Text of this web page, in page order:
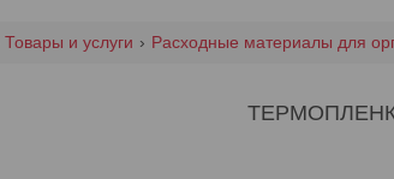
Товары и услуги Расходные материалы для